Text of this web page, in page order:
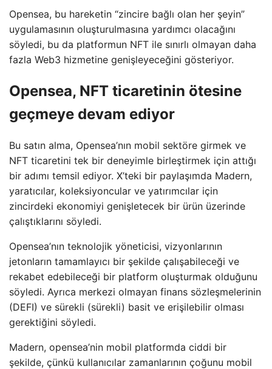
Opensea, bu hareketin “zincire bağlı olan her şeyin”
uygulamasının oluşturulmasına yardımcı olacağını
söyledi, bu da platformun NFT ile sınırlı olmayan daha
fazla Web3 hizmetine genişleyeceğini gösteriyor.
Opensea, NFT ticaretinin ötesine
geçmeye devam ediyor
Bu satın alma, Opensea’nın mobil sektöre girmek ve
NFT ticaretini tek bir deneyimle birleştirmek için attığı
bir adımı temsil ediyor. X’teki bir paylaşımda Madern,
yaratıcılar, koleksiyoncular ve yatırımcılar için
zincirdeki ekonomiyi genişletecek bir ürün üzerinde
çalıştıklarını söyledi.
Opensea’nın teknolojik yöneticisi, vizyonlarının
jetonların tamamlayıcı bir şekilde çalışabileceği ve
rekabet edebileceği bir platform oluşturmak olduğunu
söyledi. Ayrıca merkezi olmayan finans sözleşmelerinin
(DEFI) ve sürekli (sürekli) basit ve erişilebilir olması
gerektiğini söyledi.
Madern, opensea’nin mobil platformda ciddi bir
şekilde, çünkü kullanıcılar zamanlarının çoğunu mobil